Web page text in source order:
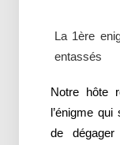
La 1ère
entassés
Notre hôte
l’énigme
de